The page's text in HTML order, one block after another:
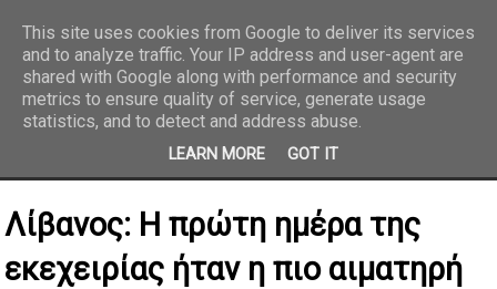
REPORTAZ NET
Λίβανος: Η πρώτη ημέρα της
εκεχειρίας ήταν η πιο αιματηρή
This site uses cookies from Google to deliver its services
and to analyze traffic. Your IP address and user-agent are
shared with Google along with performance and security
metrics to ensure quality of service, generate usage
statistics, and to detect and address abuse.
LEARN MORE GOT IT